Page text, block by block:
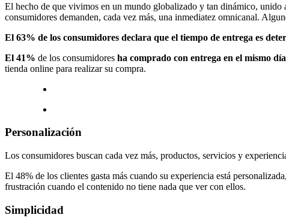
El hecho de que vivimos en un mundo globalizado y tan dinámico, unido
consumidores demanden, cada vez más, una inmediatez omnicanal.
El 63% de los consumidores declara que el tiempo de entrega es
El 41% de los consumidores ha comprado con entrega en el mismo
tienda online para realizar su compra.
Personalización
Los consumidores buscan cada vez más, productos, servicios y
El 48% de los clientes gasta más cuando su experiencia está personalizada,
frustración cuando el contenido no tiene nada que ver con ellos.
Simplicidad